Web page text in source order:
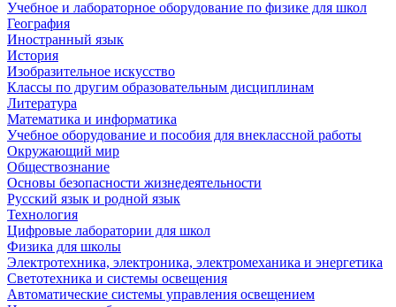
Учебное и лабораторное оборудование по физике для школ
География
Иностранный язык
История
Изобразительное искусство
Классы по другим образовательным дисциплинам
Литература
Математика и информатика
Учебное оборудование и пособия для внеклассной работы
Окружающий мир
Обществознание
Основы безопасности жизнедеятельности
Русский язык и родной язык
Технология
Цифровые лаборатории для школ
Физика для школы
Электротехника, электроника, электромеханика и энергетика
Светотехника и системы освещения
Автоматические системы управления освещением